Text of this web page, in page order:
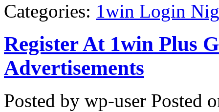
Categories: 1win Login
Register At 1win Plus
Advertisements
Posted by wp-user Posted